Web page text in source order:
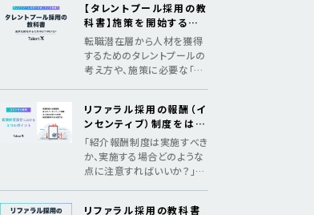
フレームワークを紹介
【タレントプール採用の教
科書】施策を開始するた
めの3つのSTEP
転職潜在層から人材を獲得
するためのタレントプールの
考え方や、施策に必要な「デ
化
リファラル採用の報酬（イ
ンセンティブ）制度をはじ
めとした、制度設計のポイ
ント
「紹介報酬制度は実施すべき
か、実施する場合どのような
点に注意すればいいか？」法
リファラル採用の教科書